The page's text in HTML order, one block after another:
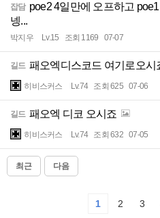
잡담 poe2 4일만에 오프하고
넹...
박지우 Lv.15 조회 1169 07-07
길드 패오엑디스코드 여기로오시
히비스커스 Lv.74 조회 625 07-06
길드 패오엑 디코 오시죠
히비스커스 Lv.74 조회 632 07-05
최근 다음
1 2 3